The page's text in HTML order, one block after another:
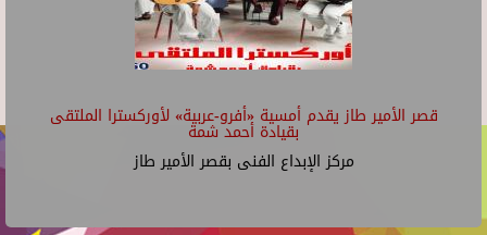
قصر الأمير طاز يقدم أمسية «أفرو-عربية» لأوركسترا الملتقى
بقيادة أحمد شمة
مركز الإبداع الفنى بقصر الأمير طاز